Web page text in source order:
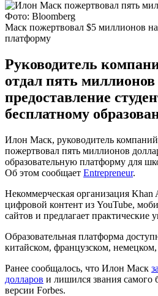
Фото: Bloomberg
Маск пожертвовал $5 миллионов
платформу
Руководитель
отдал пять миллионов
предоставление
бесплатному
Илон Маск, руководитель
пожертвовал пять миллионов
образовательную платформу для
Об этом сообщает Entrepreneur.
Некоммерческая организация Khan
цифровой контент из YouTube,
сайтов и предлагает практические
Образовательная платформа
китайском, французском,
Ранее сообщалось, что Илон Маск
долларов и лишился звания самого
версии Forbes.